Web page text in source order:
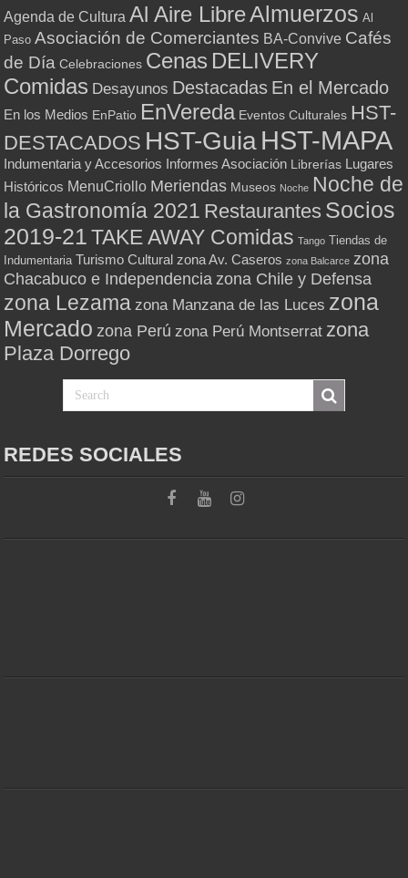
Agenda de Cultura Al Aire LibreAlmuerzos Al
Paso Asociación de Comerciantes BA-Convive Cafés
de Día Celebraciones Cenas DELIVERY
Comidas Desayunos Destacadas En el Mercado
En los Medios EnPatio EnVereda Eventos Culturales HST-
DESTACADOS HST-GuiaHST-MAPA
Indumentaria y Accesorios Informes Asociación Librerías Lugares
Históricos MenuCriollo Meriendas Museos Noche Noche de
la Gastronomía 2021 Restaurantes Socios
2019-21 TAKE AWAY Comidas Tango Tiendas de
Indumentaria Turismo Cultural zona Av. Caseros zona Balcarce zona
Chacabuco e Independencia zona Chile y Defensa
zona Lezama zona Manzana de las Luces zona
Mercado zona Perú zona Perú Montserrat zona
Plaza Dorrego
REDES SOCIALES